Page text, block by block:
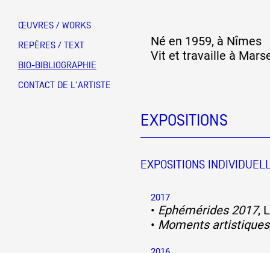
Mission
Équipe
Partenaires
Actions
ŒUVRES / WORKS
REPÈRES / TEXT
BIO-BIBLIOGRAPHIE
CONTACT DE L'ARTISTE
Né en 1959, à Nîmes
Vit et travaille à
EXPOSITIONS
EXPOSITIONS
2017
• Ephémérides 2017,
• Moments artistiques